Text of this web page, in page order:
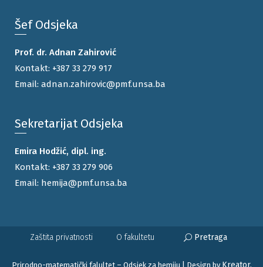
Šef Odsjeka
Prof. dr. Adnan Zahirović
Kontakt: +387 33 279 917
Email: adnan.zahirovic@pmf.unsa.ba
Sekretarijat Odsjeka
Emira Hodžić, dipl. ing.
Kontakt: +387 33 279 906
Email: hemija@pmf.unsa.ba
Zaštita privatnosti O fakultetu Pretraga
Prirodno-matematički falultet – Odsjek za hemiju | Design by